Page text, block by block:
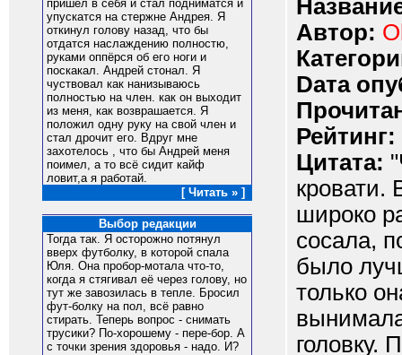
пришёл в себя и стал подниматся и
упускатся на стержне Андрея. Я
откинул голову назад, что бы
отдатся наслаждению полностю,
руками оппёрся об его ноги и
поскакал. Андрей стонал. Я
чуствовал как нанизываюсь
полностью на член. как он выходит
из меня, как возврашается. Я
положил одну руку на свой член и
стал дрочит его. Вдруг мне
захотелось , что бы Андрей меня
поимел, а то всё сидит кайф
ловит,а я работай.
[ Читать » ]
Выбор редакции
Тогда так. Я осторожно потянул
вверх футболку, в которой спала
Юля. Она пробор-мотала что-то,
когда я стягивал её через голову, но
тут же завозилась в тепле. Бросил
фут-болку на пол, всё равно
стирать. Теперь вопрос - снимать
трусики? По-хорошему - пере-бор. А
с точки зрения здоровья - надо. И?
Автор:
Dата
Рейтинг:
Цитата:
кровати.
широко
сосала,
было
только
головку.